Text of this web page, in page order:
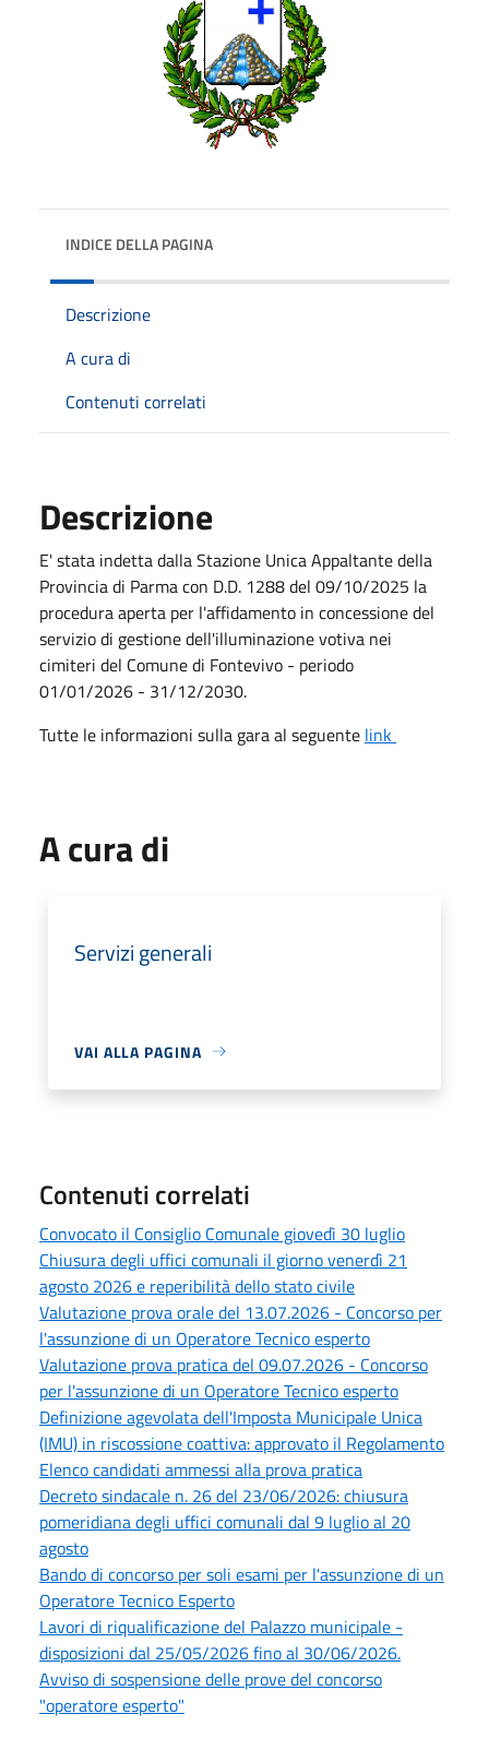
INDICE DELLA PAGINA
Descrizione
A cura di
Contenuti correlati
Descrizione
E' stata indetta dalla Stazione Unica Appaltante della
Provincia di Parma con D.D. 1288 del 09/10/2025 la
procedura aperta per l'affidamento in concessione del
servizio di gestione dell'illuminazione votiva nei
cimiteri del Comune di Fontevivo - periodo
01/01/2026 - 31/12/2030.
Tutte le informazioni sulla gara al seguente link
A cura di
Servizi generali
VAI ALLA PAGINA
Contenuti correlati
Convocato il Consiglio Comunale giovedì 30 luglio
Chiusura degli uffici comunali il giorno venerdì 21
agosto 2026 e reperibilità dello stato civile
Valutazione prova orale del 13.07.2026 - Concorso per
l'assunzione di un Operatore Tecnico esperto
Valutazione prova pratica del 09.07.2026 - Concorso
per l'assunzione di un Operatore Tecnico esperto
Definizione agevolata dell'Imposta Municipale Unica
(IMU) in riscossione coattiva: approvato il Regolamento
Elenco candidati ammessi alla prova pratica
Decreto sindacale n. 26 del 23/06/2026: chiusura
pomeridiana degli uffici comunali dal 9 luglio al 20
agosto
Bando di concorso per soli esami per l'assunzione di un
Operatore Tecnico Esperto
Lavori di riqualificazione del Palazzo municipale -
disposizioni dal 25/05/2026 fino al 30/06/2026.
Avviso di sospensione delle prove del concorso
"operatore esperto"